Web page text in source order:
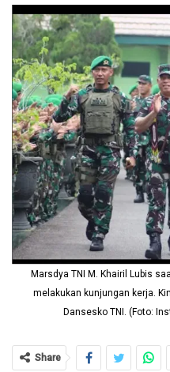
Marsdya TNI M. Khairil Lubis
melakukan kunjungan kerja.
Dansesko TNI. (Foto:
Share